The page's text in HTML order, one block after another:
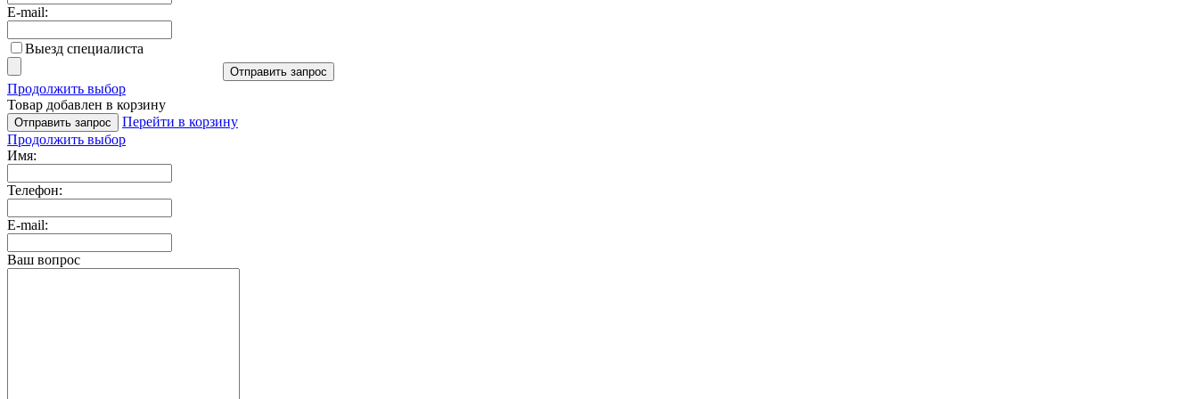
E-mail:
Выезд специалиста
Отправить запрос
Продолжить выбор
Товар добавлен в корзину
Отправить запрос
Перейти в корзину
Продолжить выбор
Имя:
Телефон:
E-mail:
Ваш вопрос